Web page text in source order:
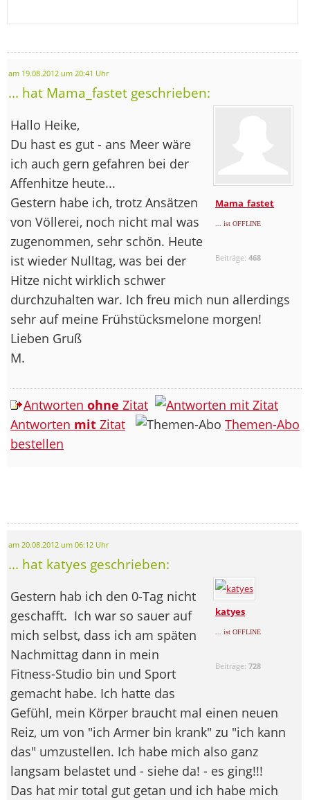
am 19.08.2012 um 20:41 Uhr
... hat Mama_fastet geschrieben:
Mama_fastet
... ist OFFLINE
Beiträge:468
Hallo Heike,
Du hast es gut - ans Meer wäre
ich auch gern gefahren bei der
Affenhitze heute...
Gestern habe ich, trotz Ansätzen
von Völlerei, noch nicht mal was
zugenommen, sehr schön. Heute
ist wieder Nulltag, was bei der
Hitze nicht wirklich schwer
durchzuhalten war. Ich freu mich nun allerdings
sehr auf meine Frühstücksmelone morgen!
Lieben Gruß
M.
Antworten ohne Zitat
Antworten mit Zitat
Themen-Abo
bestellen
am 20.08.2012 um 06:12 Uhr
... hat katyes geschrieben:
katyes
... ist OFFLINE
Beiträge:728
Gestern hab ich den 0-Tag nicht
geschafft. Ich war so sauer auf
mich selbst, dass ich am späten
Nachmittag dann in mein
Fitness-Studio bin und Sport
gemacht habe. Ich hatte das
Gefühl, mein Körper braucht mal einen neuen
Reiz, um von "ich Armer bin krank" zu "ich kann
das" umzustellen. Ich habe mich also ganz
langsam belastet und - siehe da! - es ging!!!
Das hat mir total gut getan und ich habe mich